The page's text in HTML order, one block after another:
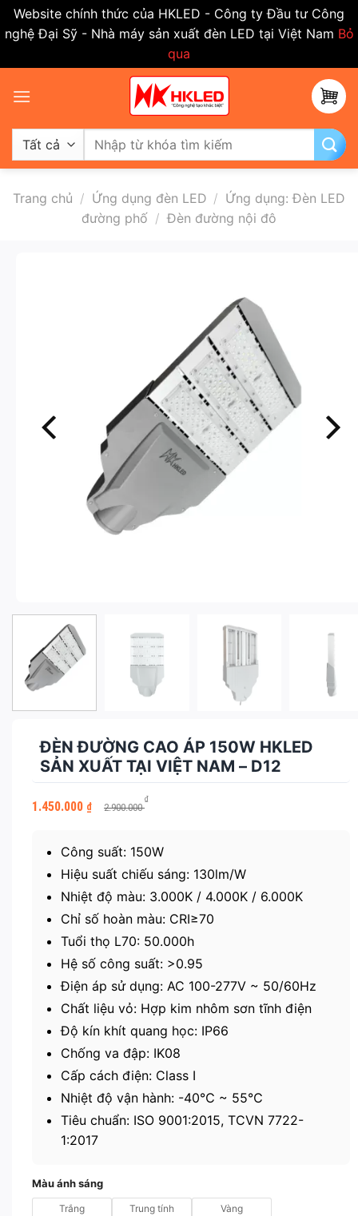
Website chính thức của HKLED - Công ty Đầu tư Công
nghệ Đại Sỹ - Nhà máy sản xuất đèn LED tại Việt Nam Bỏ
qua
qua
dung
Tìm
kiếm:
Trang chủ / Ứng dụng đèn LED / Ứng dụng: Đèn LED
đường phố / Đèn đường nội đô
ĐÈN ĐƯỜNG CAO ÁP 150W HKLED
SẢN XUẤT TẠI VIỆT NAM – D12
2.900.000
₫
Giá
gốc
1.450.000 ₫
Giá
hiện
1.450.000 ₫.
Công suất: 150W
Hiệu suất chiếu sáng: 130lm/W
Nhiệt độ màu: 3.000K / 4.000K / 6.000K
Chỉ số hoàn màu: CRI≥70
Tuổi thọ L70: 50.000h
Hệ số công suất: >0.95
Điện áp sử dụng: AC 100-277V ~ 50/60Hz
Chất liệu vỏ: Hợp kim nhôm sơn tĩnh điện
Độ kín khít quang học: IP66
Chống va đập: IK08
Cấp cách điện: Class I
Nhiệt độ vận hành: -40℃ ~ 55℃
Tiêu chuẩn: ISO 9001:2015, TCVN 7722-
1:2017
Màu ánh sáng
Trắng Trung tính Vàng